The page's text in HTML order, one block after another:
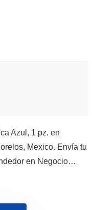
Azul, 1 pz. en
Mexico. Envía tu
en Negocio…